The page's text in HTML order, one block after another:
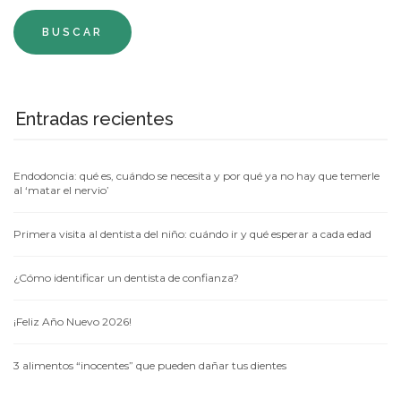
Entradas recientes
Endodoncia: qué es, cuándo se necesita y por qué ya no hay que temerle
al ‘matar el nervio’
Primera visita al dentista del niño: cuándo ir y qué esperar a cada edad
¿Cómo identificar un dentista de confianza?
¡Feliz Año Nuevo 2026!
3 alimentos “inocentes” que pueden dañar tus dientes